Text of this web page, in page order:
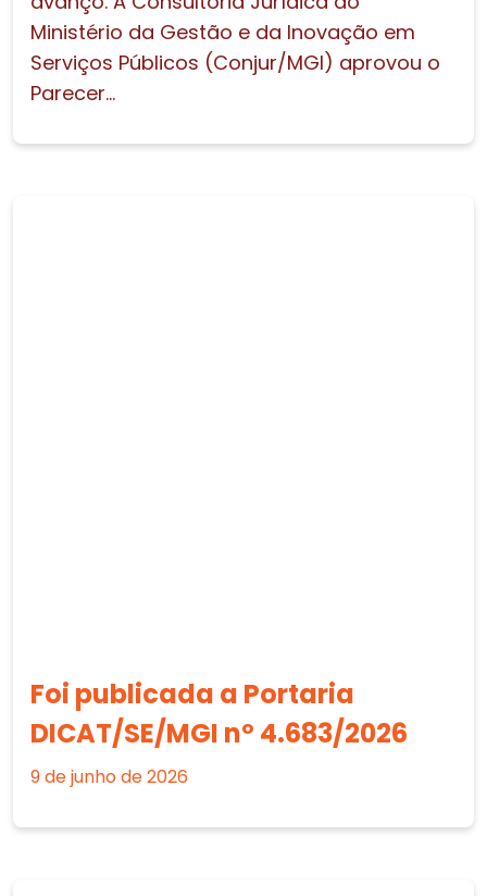
Ministério da Gestão e da Inovação em
Serviços Públicos (Conjur/MGI) aprovou o
Parecer...
Foi publicada a Portaria
DICAT/SE/MGI nº 4.683/2026
9 de junho de 2026